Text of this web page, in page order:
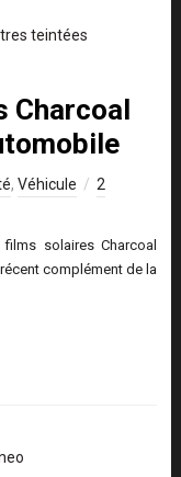
Charcoal
, Véhicule
2
solaires Charcoal
complément de la